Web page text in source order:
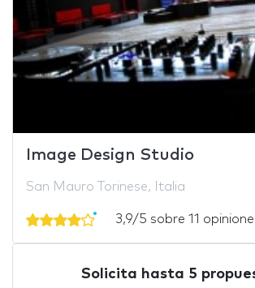
Image Design Studio
San Mauro Torinese, Italia
3,9/5 sobre 11
Solicita hasta 5